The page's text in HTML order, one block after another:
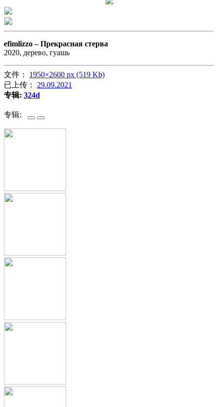
efimlizzo –Прекрасная стерва
2020, дерево, гуашь
文件： 1950×2600 px (519 Kb)
已上传： 29.09.2021
专辑: 324d
专辑: